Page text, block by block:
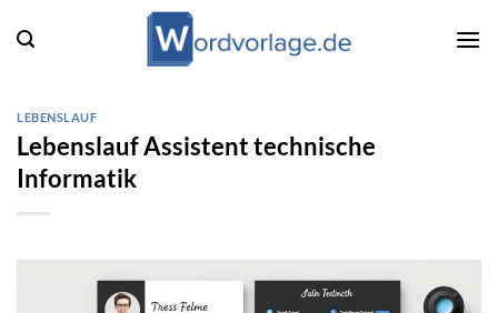
Inhalt
LEBENSLAUF
Lebenslauf Assistent technische
Informatik